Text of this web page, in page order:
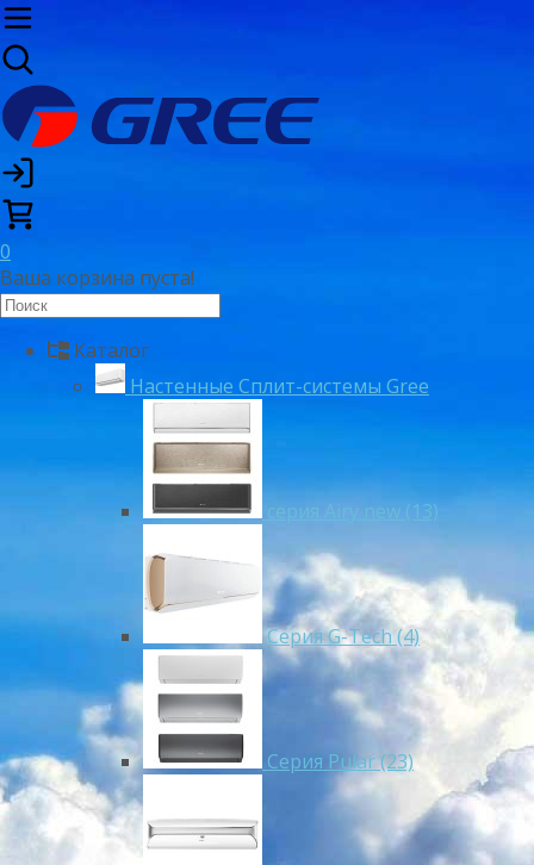
0
Ваша корзина пуста!
Каталог
Настенные Сплит-системы Gree
серия Airy new (13)
Серия G-Tech (4)
Серия Pular (23)